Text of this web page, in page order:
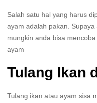
Salah satu hal yang harus
ayam adalah pakan.
mungkin anda bisa
ayam
Tulang Ikan
Tulang ikan atau ayam sisa